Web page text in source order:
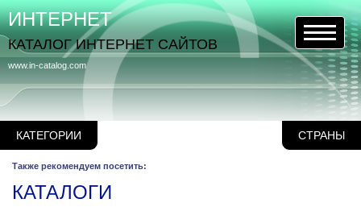
КАТЕГОРИИ СТРАНЫ
www.in-catalog.com
ИНТЕРНЕТ
КАТАЛОГ ИНТЕРНЕТ САЙТОВ
Также рекомендуем посетить:
КАТАЛОГИ